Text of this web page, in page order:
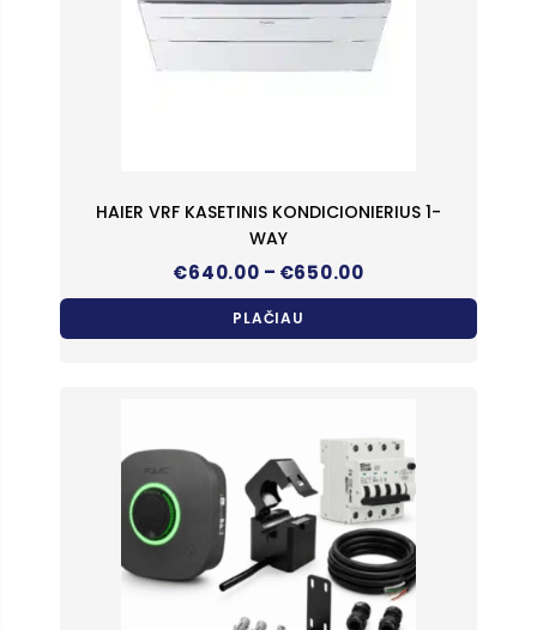
HAIER VRF KASETINIS KONDICIONIERIUS 1-
WAY
€640.00 – €650.00Price
€640.00
€650.00
PLAČIAU